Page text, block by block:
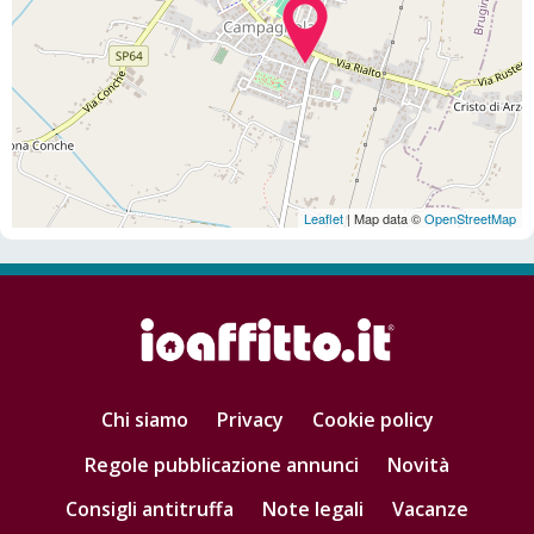
Leaflet| Map data ©OpenStreetMap
Chi siamo Privacy
Cookie policy
Regole pubblicazione annunci
Novità
Consigli antitruffa
Note legali Vacanze